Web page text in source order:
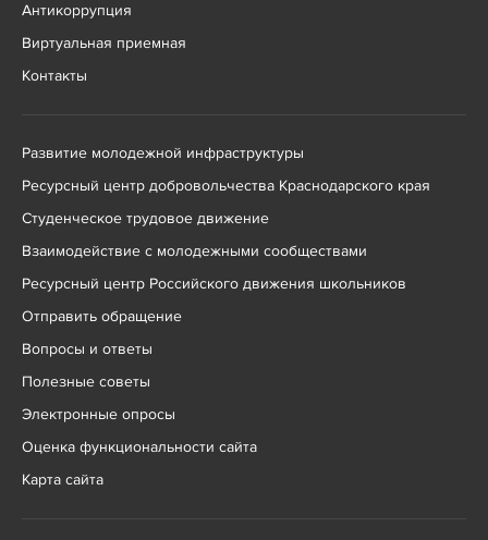
Антикоррупция
Виртуальная приемная
Контакты
Развитие молодежной инфраструктуры
Ресурсный центр добровольчества Краснодарского края
Студенческое трудовое движение
Взаимодействие с молодежными сообществами
Ресурсный центр Российского движения школьников
Отправить обращение
Вопросы и ответы
Полезные советы
Электронные опросы
Оценка функциональности сайта
Карта сайта